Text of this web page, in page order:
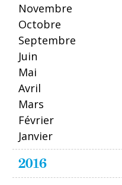
Novembre
Octobre
Septembre
Juin
Mai
Avril
Mars
Février
Janvier
2016